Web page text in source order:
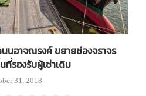
อาจณรงค์ ขยายช่องจราจร
รองรับผู้เช่าเดิม
31, 2018